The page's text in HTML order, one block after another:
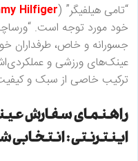
“تامی هیلفیگر” (Hilfiger
عینک‌های ورزشی و
ترکیب خاصی از سبک و کیفیت
راهنمای سفارش
اینترنتی :